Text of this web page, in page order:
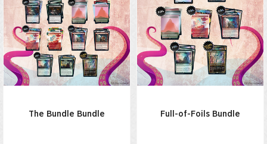
The Bundle Bundle Full-of-Foils Bundle